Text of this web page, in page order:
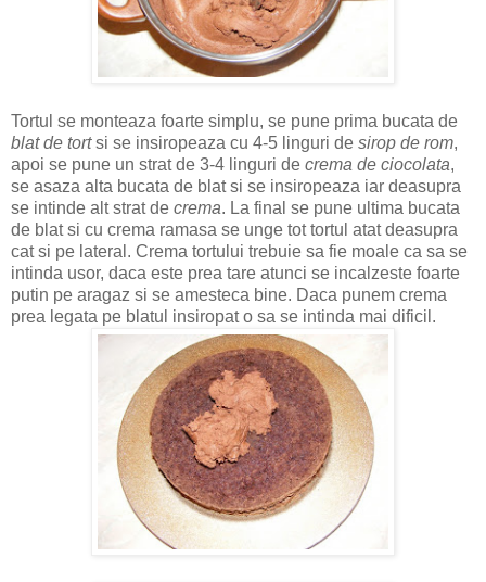
Tortul se monteaza foarte simplu, se pune prima bucata de
blat de tortsi se insiropeaza cu 4-5 linguri de sirop de rom,
apoi se pune un strat de 3-4 linguri de crema de ciocolata,
se asaza alta bucata de blat si se insiropeaza iar deasupra
se intinde alt strat de crema. La final se pune ultima bucata
de blat si cu crema ramasa se unge tot tortul atat deasupra
cat si pe lateral. Crema tortului trebuie sa fie moale ca sa se
intinda usor, daca este prea tare atunci se incalzeste foarte
putin pe aragaz si se amesteca bine. Daca punem crema
prea legata pe blatul insiropat o sa se intinda mai dificil.